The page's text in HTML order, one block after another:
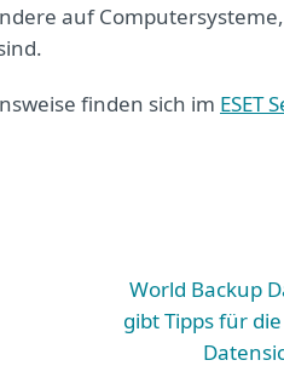
auf
finden sich im ESET
World Backup
gibt Tipps für